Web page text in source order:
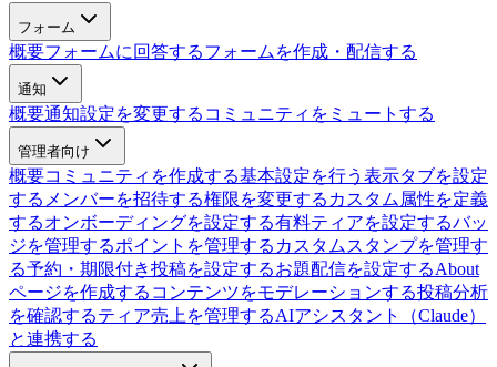
フォーム
概要フォームに回答するフォームを作成・配信する
通知
概要通知設定を変更する コミュニティをミュートする
管理者向け
概要コミュニティを作成する基本設定を行う 表示タブを設定
する メンバーを招待する権限を変更する カスタム属性を定義
するオンボーディングを設定する有料ティアを設定するバッ
ジを管理するポイントを管理する カスタムスタンプを管理す
る予約・期限付き投稿を設定するお題配信を設定するAbout
ページを作成する コンテンツをモデレーションする投稿分析
を確認するティア売上を管理するAIアシスタント（Claude）
と連携する